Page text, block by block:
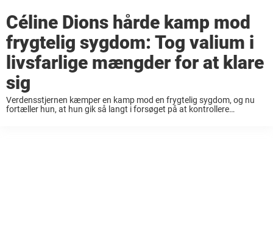
Céline Dions hårde kamp mod
frygtelig sygdom: Tog valium i
livsfarlige mængder for at klare
sig
Verdensstjernen kæmper en kamp mod en frygtelig sygdom, og nu
fortæller hun, at hun gik så langt i forsøget på at kontrollere